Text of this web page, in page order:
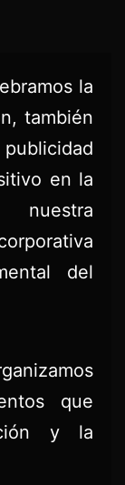
la
también
en la
del
que
y la